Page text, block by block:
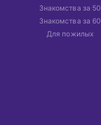
Знакомства за 50
Знакомства за 60
Для пожилых